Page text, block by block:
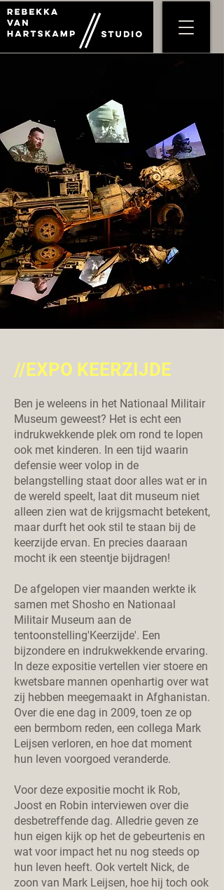
//EXPO KEERZIJDE
Ben je weleens in het Nationaal Militair
Museum geweest? Het is echt een
indrukwekkende plek om rond te lopen
ook met kinderen. In een tijd waarin
defensie weer volop in de
belangstelling staat door alles wat er in
de wereld speelt, laat dit museum niet
alleen zien wat de krijgsmacht betekent,
maar durft het ook stil te staan bij de
keerzijde ervan. En precies daaraan
mocht ik een steentje bijdragen!
De afgelopen vier maanden werkte ik
samen met Shosho en Nationaal
Militair Museum aan de
tentoonstelling'Keerzijde'. Een
bijzondere en indrukwekkende ervaring.
In deze expositie vertellen vier stoere en
kwetsbare mannen openhartig over wat
zij hebben meegemaakt in Afghanistan.
Over die ene dag in 2009, toen ze op
een bermbom reden, een collega Mark
Leijsen verloren, en hoe dat moment
hun leven voorgoed veranderde.
Voor deze expositie mocht ik Rob,
Joost en Robin interviewen over die
desbetreffende dag. Alledrie geven ze
hun eigen kijk op het de gebeurtenis en
wat voor impact het nu nog steeds op
hun leven heeft. Ook vertelt Nick, de
zoon van Mark Leijsen, hoe hij toch ook